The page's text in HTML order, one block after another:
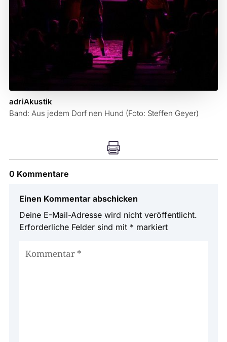
adriAkustik
Band: Aus jedem Dorf nen Hund (Foto: Steffen Geyer)

0 Kommentare
Einen Kommentar abschicken
Deine E-Mail-Adresse wird nicht veröffentlicht.
Erforderliche Felder sind mit * markiert